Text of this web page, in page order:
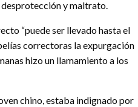
desprotección y maltrato.
“puede ser llevado hasta el
correctoras la expurgación
hizo un llamamiento a los
chino, estaba indignado por